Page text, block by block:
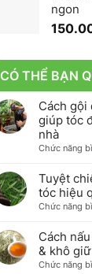
ngon
CÓ THỂ BẠN
Cách gội
giúp tóc
nhà
Chức năng
Tuyệt
tóc hiệu
Chức năng
Cách
& khô
Chức năng